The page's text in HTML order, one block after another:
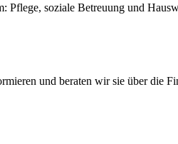
soziale Betreuung und
und beraten wir sie über die